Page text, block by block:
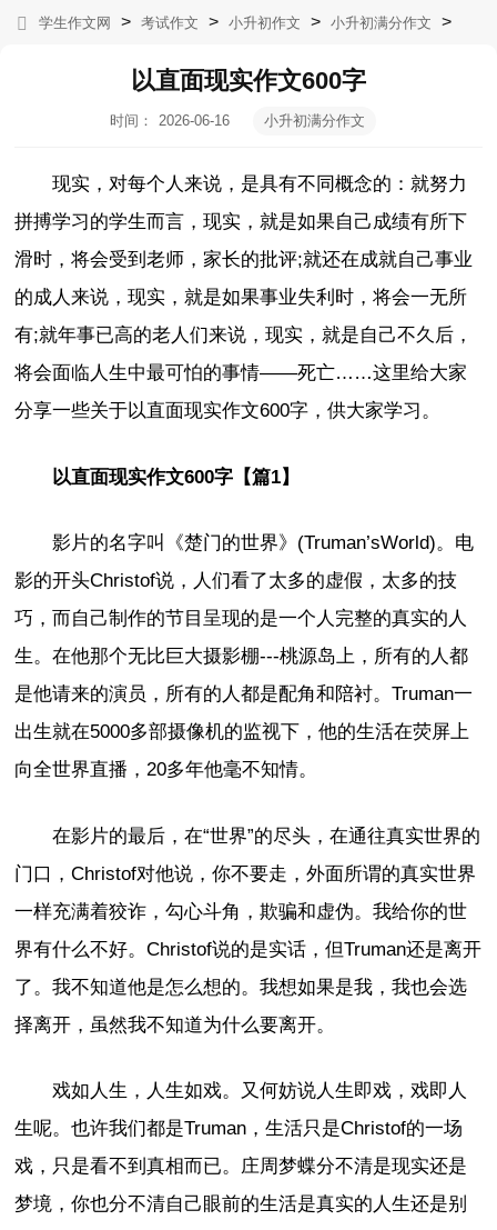
学生作文网 > 考试作文 > 小升初作文 > 小升初满分作文 >
以直面现实作文600字
时间：
2026-06-16
小升初满分作文
现实，对每个人来说，是具有不同概念的：就努力
拼搏学习的学生而言，现实，就是如果自己成绩有所下
滑时，将会受到老师，家长的批评;就还在成就自己事业
的成人来说，现实，就是如果事业失利时，将会一无所
有;就年事已高的老人们来说，现实，就是自己不久后，
将会面临人生中最可怕的事情——死亡……这里给大家
分享一些关于以直面现实作文600字，供大家学习。
以直面现实作文600字【篇1】
影片的名字叫《楚门的世界》(Truman’sWorld)。电
影的开头Christof说，人们看了太多的虚假，太多的技
巧，而自己制作的节目呈现的是一个人完整的真实的人
生。在他那个无比巨大摄影棚---桃源岛上，所有的人都
是他请来的演员，所有的人都是配角和陪衬。Truman一
出生就在5000多部摄像机的监视下，他的生活在荧屏上
向全世界直播，20多年他毫不知情。
在影片的最后，在“世界”的尽头，在通往真实世界的
门口，Christof对他说，你不要走，外面所谓的真实世界
一样充满着狡诈，勾心斗角，欺骗和虚伪。我给你的世
界有什么不好。Christof说的是实话，但Truman还是离开
了。我不知道他是怎么想的。我想如果是我，我也会选
择离开，虽然我不知道为什么要离开。
戏如人生，人生如戏。又何妨说人生即戏，戏即人
生呢。也许我们都是Truman，生活只是Christof的一场
戏，只是看不到真相而已。庄周梦蝶分不清是现实还是
梦境，你也分不清自己眼前的生活是真实的人生还是别